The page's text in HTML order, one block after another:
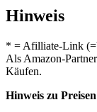
Hinweis
* = Afilliate-Link
Als Amazon-
Käufen.
Hinweis zu